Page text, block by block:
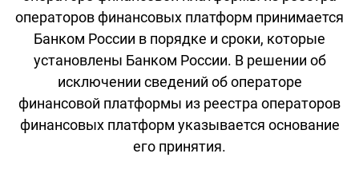
операторов финансовых платформ принимается
Банком России в порядке и сроки, которые
установлены Банком России. В решении об
исключении сведений об операторе
финансовой платформы из реестра операторов
финансовых платформ указывается основание
его принятия.